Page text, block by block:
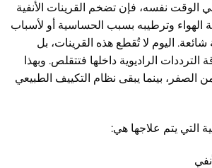
الوقت نفسه، فإن تضخم القرينات الأنفية
الهواء وترطيبه بسبب الحساسية أو لأسباب
اليوم لا تُقطع هذه القرينات، بل
الراديوية داخلها فتتقلص. وبهذا
بينما يبقى نظام التكييف الطبيعي
التي يتم علاجها هي: